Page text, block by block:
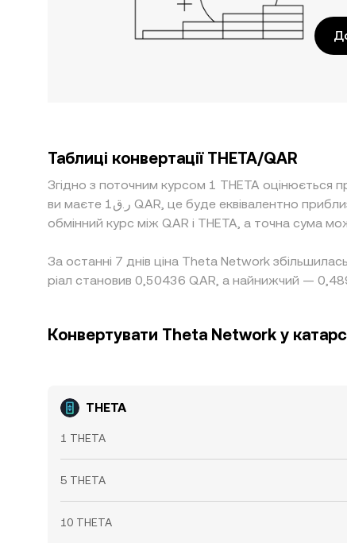
Таблиці конвертації THETA/QAR
Згідно з поточним курсом 1 THETA
ви маєте ر.ق1 QAR, це буде еквівалентно приблизно 2,0281 QAR, а ر.ق50 QAR дорівнюватимуть приблизно 101,41 QAR. Ці цифри лише дають уявлення про
обмінний курс між QAR і THETA, а точна сума
За останні 7 днів ціна Theta Network
ріал становив 0,50436 QAR, а найнижчий —
Конвертувати Theta Network у
THETA
1 THETA
5 THETA
10 THETA